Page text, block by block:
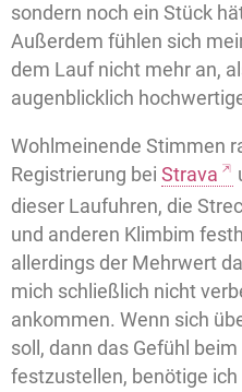
sondern noch ein Stück
Außerdem fühlen sich
dem Lauf nicht mehr an,
augenblicklich
Wohlmeinende Stimmen
Registrierung bei Strava
dieser Laufuhren, die
und anderen Klimbim
allerdings der Mehrwert
mich schließlich nicht
ankommen. Wenn sich
soll, dann das Gefühl
festzustellen, benötige